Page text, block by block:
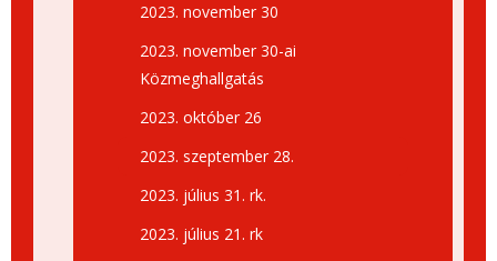
2023. november 30
2023. november 30-ai
Közmeghallgatás
2023. október 26
2023. szeptember 28.
2023. július 31. rk.
2023. július 21. rk